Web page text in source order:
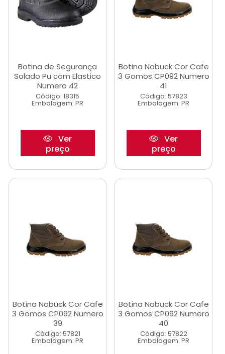
Botina de Segurança
Solado Pu com Elastico
Numero 42
Código: 18315
Embalagem: PR
Ver
preço
Botina Nobuck Cor Cafe
3 Gomos CP092 Numero
41
Código: 57823
Embalagem: PR
Ver
preço
Botina Nobuck Cor Cafe
3 Gomos CP092 Numero
39
Código: 57821
Embalagem: PR
Botina Nobuck Cor Cafe
3 Gomos CP092 Numero
40
Código: 57822
Embalagem: PR